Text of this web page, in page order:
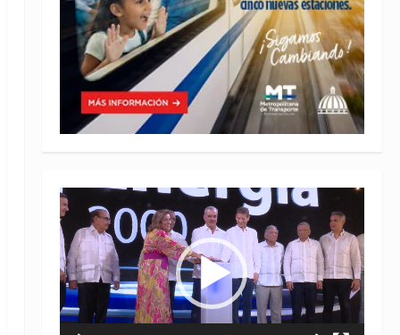
Reproductor
de
vídeo